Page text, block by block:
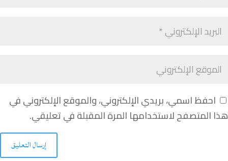
احفظ اسمي، بريدي الإلكتروني، والموقع الإلكتروني في
هذا المتصفح لاستخدامها المرة المقبلة في تعليقي.
إرسال التعليق